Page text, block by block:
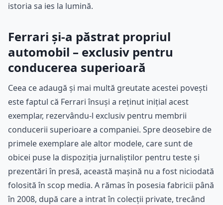
istoria sa ies la lumină.
Ferrari și-a păstrat propriul
automobil – exclusiv pentru
conducerea superioară
Ceea ce adaugă și mai multă greutate acestei povești
este faptul că Ferrari însuși a reținut inițial acest
exemplar, rezervându-l exclusiv pentru membrii
conducerii superioare a companiei. Spre deosebire de
primele exemplare ale altor modele, care sunt de
obicei puse la dispoziția jurnaliștilor pentru teste și
prezentări în presă, această mașină nu a fost niciodată
folosită în scop media. A rămas în posesia fabricii până
în 2008, după care a intrat în colecții private, trecând